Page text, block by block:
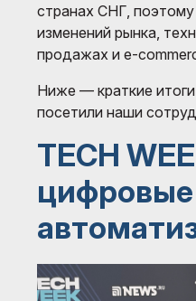
странах СНГ,
изменений рынка,
продажах и e-
Ниже — краткие
посетили наши
TECH
цифровые